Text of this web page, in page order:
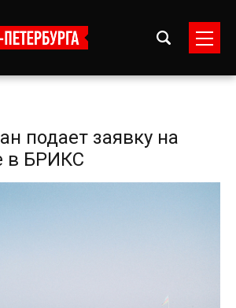
подает заявку на
в БРИКС